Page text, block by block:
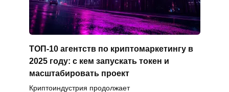
ТОП-10 агентств по криптомаркетингу в
2025 году: с кем запускать токен и
масштабировать проект
Криптоиндустрия продолжает